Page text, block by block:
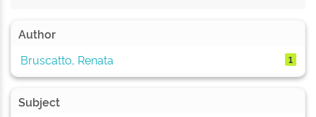
Author
Bruscatto, Renata
1
Subject